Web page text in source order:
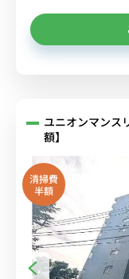
ユニオンマンス
額】
清掃費
半額